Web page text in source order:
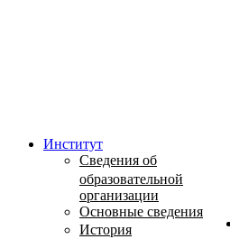
Институт
Сведения об
образовательной
организации
Основные сведения
История